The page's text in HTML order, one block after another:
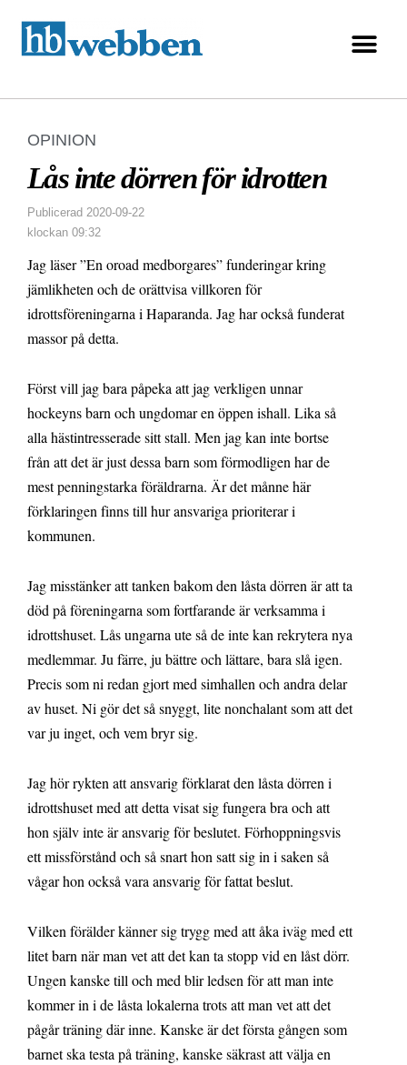
OPINION
Lås inte dörren för idrotten
Publicerad 2020-09-22
klockan 09:32
Jag läser ”En oroad medborgares” funderingar kring
jämlikheten och de orättvisa villkoren för
idrottsföreningarna i Haparanda. Jag har också funderat
massor på detta.
Först vill jag bara påpeka att jag verkligen unnar
hockeyns barn och ungdomar en öppen ishall. Lika så
alla hästintresserade sitt stall. Men jag kan inte bortse
från att det är just dessa barn som förmodligen har de
mest penningstarka föräldrarna. Är det månne här
förklaringen finns till hur ansvariga prioriterar i
kommunen.
Jag misstänker att tanken bakom den låsta dörren är att ta
död på föreningarna som fortfarande är verksamma i
idrottshuset. Lås ungarna ute så de inte kan rekrytera nya
medlemmar. Ju färre, ju bättre och lättare, bara slå igen.
Precis som ni redan gjort med simhallen och andra delar
av huset. Ni gör det så snyggt, lite nonchalant som att det
var ju inget, och vem bryr sig.
Jag hör rykten att ansvarig förklarat den låsta dörren i
idrottshuset med att detta visat sig fungera bra och att
hon själv inte är ansvarig för beslutet. Förhoppningsvis
ett missförstånd och så snart hon satt sig in i saken så
vågar hon också vara ansvarig för fattat beslut.
Vilken förälder känner sig trygg med att åka iväg med ett
litet barn när man vet att det kan ta stopp vid en låst dörr.
Ungen kanske till och med blir ledsen för att man inte
kommer in i de låsta lokalerna trots att man vet att det
pågår träning där inne. Kanske är det första gången som
barnet ska testa på träning, kanske säkrast att välja en